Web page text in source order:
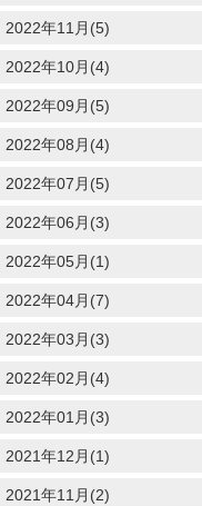
2022年11月(5)
2022年10月(4)
2022年09月(5)
2022年08月(4)
2022年07月(5)
2022年06月(3)
2022年05月(1)
2022年04月(7)
2022年03月(3)
2022年02月(4)
2022年01月(3)
2021年12月(1)
2021年11月(2)